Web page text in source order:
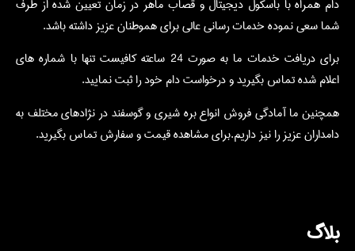
دام همراه با باسکول دیجیتال و قصاب ماهر در زمان تعیین شده از طرف
شما سعی نموده خدمات رسانی عالی برای هموطنان عزیز داشته باشد.
برای دریافت خدمات ما به صورت 24 ساعته کافیست تنها با شماره های
اعلام شده تماس بگیرید و درخواست دام خود را ثبت نمایید.
همچنین ما آمادگی فروش انواع بره شیری و گوسفند در نژادهای مختلف به
دامداران عزیز را نیز داریم.برای مشاهده قیمت و سفارش تماس بگیرید.
بلاگ